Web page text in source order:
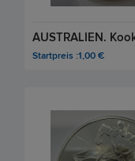
Startpreis :1,00 €